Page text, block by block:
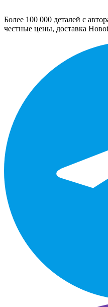
Более 100 000 деталей с
честные цены, доставка